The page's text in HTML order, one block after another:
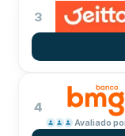
3
4
Avaliado